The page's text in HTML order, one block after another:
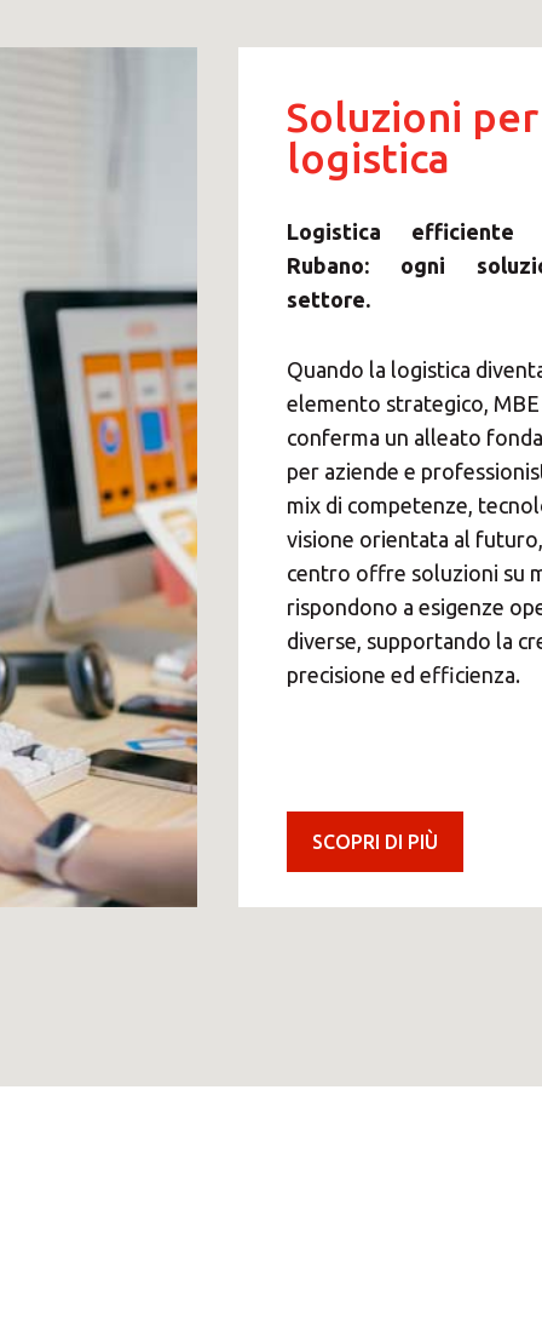
Soluzioni
logistica
Logistica efficiente
Rubano: ogni
settore.
Quando la logistica
elemento strategico, MBE
conferma un alleato
per aziende e
mix di competenze,
visione orientata al
centro offre soluzioni su
rispondono a esigenze
diverse, supportando la
precisione ed efficienza.
SCOPRI DI PIÙ
×
MBE